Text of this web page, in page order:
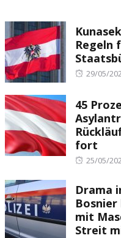
Regeln
Posted
29/05/
45
fort
Posted
25/05/
Drama
mit
Streit